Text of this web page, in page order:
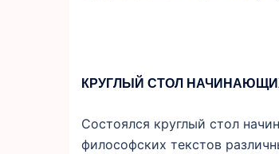
КРУГЛЫЙ СТОЛ
Состоялся круглый стол
философских текстов